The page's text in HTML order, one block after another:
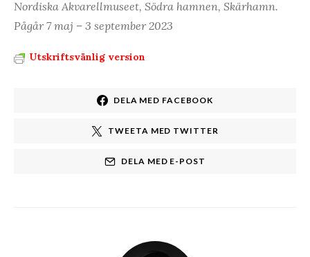
Nordiska Akvarellmuseet, Södra hamnen, Skärhamn.
Pågår 7 maj – 3 september 2023
Utskriftsvänlig version
DELA MED FACEBOOK
TWEETA MED TWITTER
DELA MED E-POST